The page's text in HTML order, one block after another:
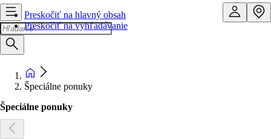
Preskočiť na hlavný obsah
Preskočiť na vyhľadávanie
Špeciálne ponuky
Špeciálne ponuky